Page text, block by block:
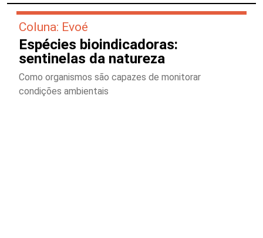
Coluna: Evoé
Espécies bioindicadoras:
sentinelas da natureza
Como organismos são capazes de monitorar
condições ambientais